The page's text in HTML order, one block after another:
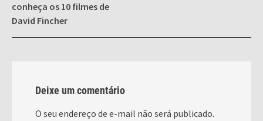
conheça os 10 filmes de
David Fincher
Deixe um comentário
O seu endereço de e-mail não será publicado.